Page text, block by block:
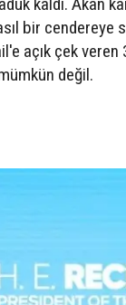
bir cendereye
açık çek veren
değil.